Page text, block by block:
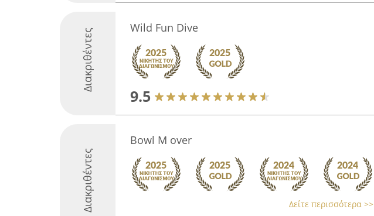
Διακριθέντες Wild Fun Dive
9.5
Διακριθέντες
Bowl M over
Δείτε περισσότερα >>